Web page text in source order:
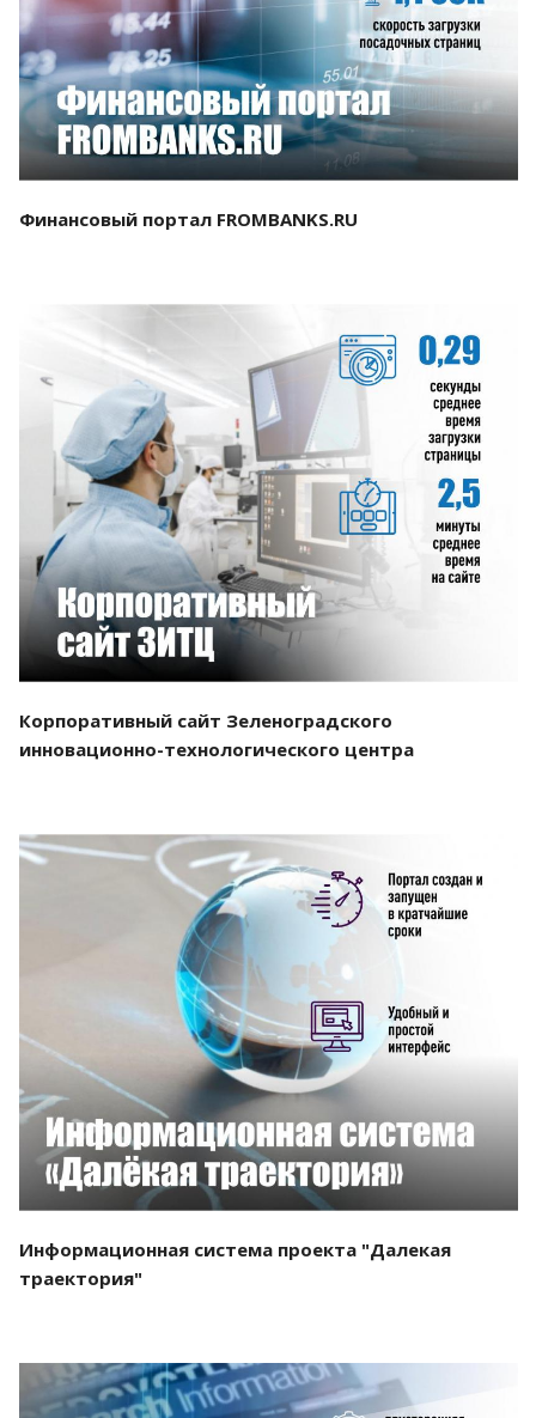
Смотреть проект
Финансовый портал FROMBANKS.RU
Смотреть проект
Корпоративный сайт Зеленоградского
инновационно-технологического центра
Смотреть проект
Информационная система проекта "Далекая
траектория"